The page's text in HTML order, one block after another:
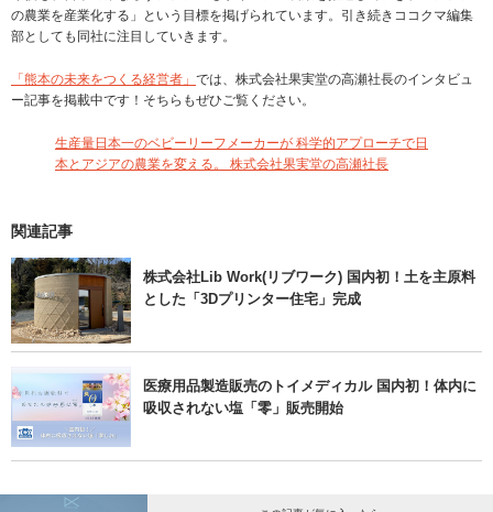
の農業を産業化する」という目標を掲げられています。引き続きココクマ編集
部としても同社に注目していきます。
「熊本の未来をつくる経営者」 では、株式会社果実堂の高瀬社長のインタビュ
ー記事を掲載中です！そちらもぜひご覧ください。
生産量日本一のベビーリーフメーカーが 科学的アプローチで日
本とアジアの農業を変える。 株式会社果実堂の高瀬社長
関連記事
株式会社Lib Work(リブワーク) 国内初！土を主原料
とした「3Dプリンター住宅」完成
医療用品製造販売のトイメディカル 国内初！体内に
吸収されない塩「零」販売開始